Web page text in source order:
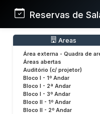
Reservas de
Areas
Área externa - Quadra de
Áreas abertas
Auditório (c/ projetor)
Bloco I - 1º Andar
Bloco I - 2ª Andar
Bloco I - 3º Andar
Bloco II - 1º Andar
Bloco II - 2º Andar